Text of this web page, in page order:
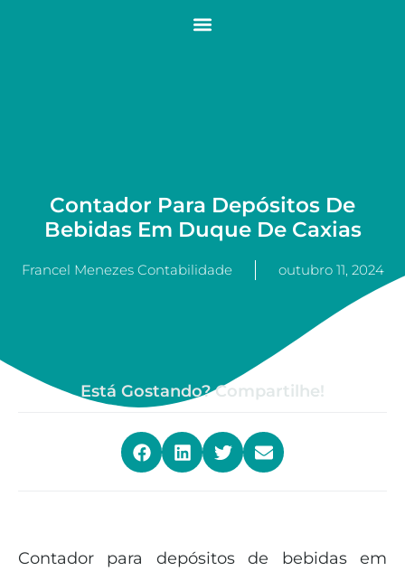
Contador Para Depósitos De
Bebidas Em Duque De Caxias
Francel Menezes Contabilidade outubro 11, 2024
Está Gostando? Compartilhe!
Contador para depósitos de bebidas em